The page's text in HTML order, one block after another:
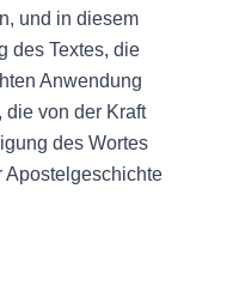
und in diesem
des Textes, die
Anwendung
die von der Kraft
des Wortes
Apostelgeschichte